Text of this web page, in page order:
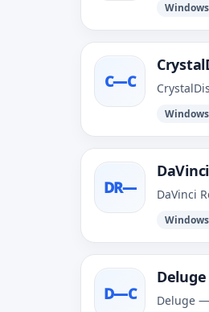
Windows
C—С
Windows
DR— DaVinci
Windows
D—С Deluge —